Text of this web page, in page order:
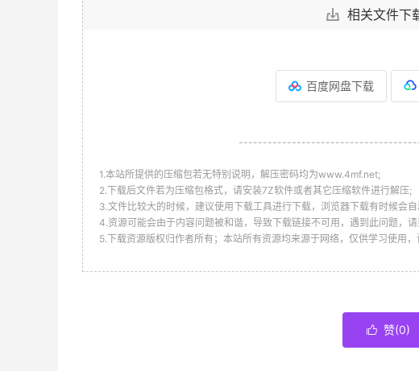
相关文件下
百度网盘下载
1.本站所提供的压缩包若无特别说明，解压密码均为www.4mf.net;
2.下载后文件若为压缩包格式，请安装7Z软件或者其它压缩软件进行解压;
3.文件比较大的时候，建议使用下载工具进行下载，浏览器下载有时候会
4.资源可能会由于内容问题被和谐，导致下载链接不可用，遇到此问题，
5.下载资源版权归作者所有；本站所有资源均来源于网络，仅供学习使用，
 赞(0)